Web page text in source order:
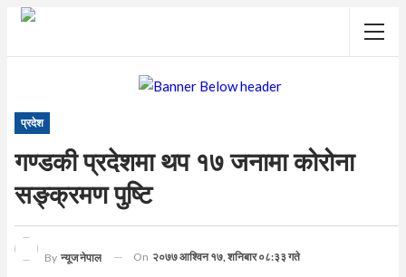
प्रदेश
गण्डकी प्रदेशमा थप १७ जनामा कोरोना
सङ्क्रमण पुष्टि
By न्यूज नेपाल On २०७७ आश्विन १७, शनिबार ०८:३३ गते